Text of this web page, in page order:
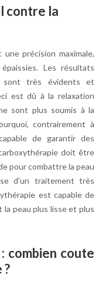
contre la
précision maximale,
Les résultats
sont très évidents et
est dû à la relaxation
sont plus soumis à la
contrairement à
de garantir des
doit être
pour combattre la peau
d’un traitement très
est capable de
la peau plus lisse et plus
combien coute